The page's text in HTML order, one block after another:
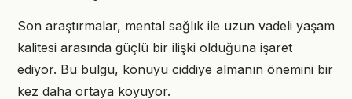
Son araştırmalar, mental sağlık ile uzun vadeli yaşam
kalitesi arasında güçlü bir ilişki olduğuna işaret
ediyor. Bu bulgu, konuyu ciddiye almanın önemini bir
kez daha ortaya koyuyor.